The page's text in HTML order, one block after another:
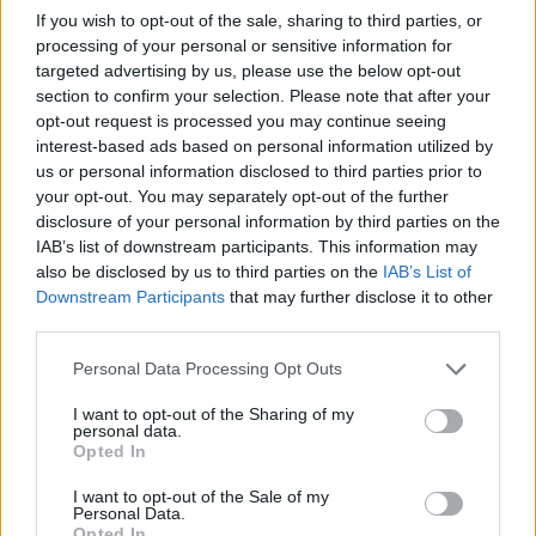
If you wish to opt-out of the sale, sharing to third parties, or
processing of your personal or sensitive information for
targeted advertising by us, please use the below opt-out
section to confirm your selection. Please note that after your
opt-out request is processed you may continue seeing
interest-based ads based on personal information utilized by
us or personal information disclosed to third parties prior to
your opt-out. You may separately opt-out of the further
disclosure of your personal information by third parties on the
IAB’s list of downstream participants. This information may
also be disclosed by us to third parties on the IAB’s List of
Downstream Participants that may further disclose it to other
Personal Data Processing Opt Outs
I want to opt-out of the Sharing of my
personal data.
Opted In
I want to opt-out of the Sale of my
Personal Data.
Senati amerikan e shpall
Anthony Faucin fajtor për
pasi nuk iu përgjigj
pyetjeve mbi pandeminë e
Covid-19
“A nuk po blen më
klikime”, Elijona Binakaj i
përgjigjet ndjekësit në
mënyrë ironike